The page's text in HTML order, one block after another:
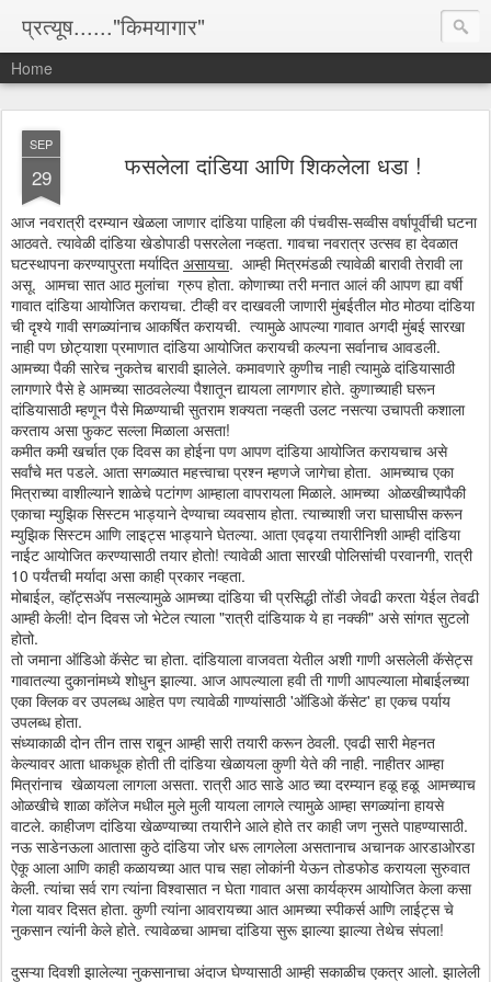
प्रत्यूष......"किमयागार"
Home
SEP
29 फसलेला दांडिया आणि शिकलेला धडा !
आज नवरात्री दरम्यान खेळला जाणार दांडिया पाहिला की पंचवीस-सव्वीस वर्षापूर्वीची घटना
आठवते. त्यावेळी दांडिया खेडोपाडी पसरलेला नव्हता. गावचा नवरात्र उत्सव हा देवळात
घटस्थापना करण्यापुरता मर्यादित असायचा. आम्ही मित्रमंडळी त्यावेळी बारावी तेरावी ला
असू. आमचा सात आठ मुलांचा ग्रुप होता. कोणाच्या तरी मनात आलं की आपण ह्या वर्षी
गावात दांडिया आयोजित करायचा. टीव्ही वर दाखवली जाणारी मुंबईतील मोठ मोठया दांडिया
ची दृश्ये गावी सगळ्यांनाच आकर्षित करायची. त्यामुळे आपल्या गावात अगदी मुंबई सारखा
नाही पण छोट्याशा प्रमाणात दांडिया आयोजित करायची कल्पना सर्वानाच आवडली.
आमच्या पैकी सारेच नुकतेच बारावी झालेले. कमावणारे कुणीच नाही त्यामुळे दांडियासाठी
लागणारे पैसे हे आमच्या साठवलेल्या पैशातून द्यायला लागणार होते. कुणाच्याही घरून
दांडियासाठी म्हणून पैसे मिळण्याची सुतराम शक्यता नव्हती उलट नसत्या उचापती कशाला
करताय असा फुकट सल्ला मिळाला असता!
कमीत कमी खर्चात एक दिवस का होईना पण आपण दांडिया आयोजित करायचाच असे
सर्वांचे मत पडले. आता सगळ्यात महत्त्वाचा प्रश्न म्हणजे जागेचा होता. आमच्याच एका
मित्राच्या वाशील्याने शाळेचे पटांगण आम्हाला वापरायला मिळाले. आमच्या ओळखीच्यापैकी
एकाचा म्युझिक सिस्टम भाड्याने देण्याचा व्यवसाय होता. त्याच्याशी जरा घासाघीस करून
म्युझिक सिस्टम आणि लाइट्स भाड्याने घेतल्या. आता एवढ्या तयारीनिशी आम्ही दांडिया
नाईट आयोजित करण्यासाठी तयार होतो! त्यावेळी आता सारखी पोलिसांची परवानगी, रात्री
10 पर्यंतची मर्यादा असा काही प्रकार नव्हता.
मोबाईल, व्हॉट्सॲप नसल्यामुळे आमच्या दांडिया ची प्रसिद्धी तोंडी जेवढी करता येईल तेवढी
आम्ही केली! दोन दिवस जो भेटेल त्याला "रात्री दांडियाक ये हा नक्की" असे सांगत सुटलो
होतो.
तो जमाना ऑडिओ कॅसेट चा होता. दांडियाला वाजवता येतील अशी गाणी असलेली कॅसेट्स
गावातल्या दुकानांमध्ये शोधुन झाल्या. आज आपल्याला हवी ती गाणी आपल्याला मोबाईलच्या
एका क्लिक वर उपलब्ध आहेत पण त्यावेळी गाण्यांसाठी 'ऑडिओ कॅसेट' हा एकच पर्याय
उपलब्ध होता.
संध्याकाळी दोन तीन तास राबून आम्ही सारी तयारी करून ठेवली. एवढी सारी मेहनत
केल्यावर आता धाकधूक होती ती दांडिया खेळायला कुणी येते की नाही. नाहीतर आम्हा
मित्रांनाच खेळायला लागला असता. रात्री आठ साडे आठ च्या दरम्यान हळू हळू आमच्याच
ओळखीचे शाळा कॉलेज मधील मुले मुली यायला लागले त्यामुळे आम्हा सगळ्यांना हायसे
वाटले. काहीजण दांडिया खेळण्याच्या तयारीने आले होते तर काही जण नुसते पाहण्यासाठी.
नऊ साडेनऊला आतासा कुठे दांडिया जोर धरू लागलेला असतानाच अचानक आरडाओरडा
ऐकू आला आणि काही कळायच्या आत पाच सहा लोकांनी येऊन तोडफोड करायला सुरुवात
केली. त्यांचा सर्व राग त्यांना विश्वासात न घेता गावात असा कार्यक्रम आयोजित केला कसा
गेला यावर दिसत होता. कुणी त्यांना आवरायच्या आत आमच्या स्पीकर्स आणि लाईट्स चे
नुकसान त्यांनी केले होते. त्यावेळचा आमचा दांडिया सुरू झाल्या झाल्या तेथेच संपला!
दुसऱ्या दिवशी झालेल्या नुकसानाचा अंदाज घेण्यासाठी आम्ही सकाळीच एकत्र आलो. झालेली